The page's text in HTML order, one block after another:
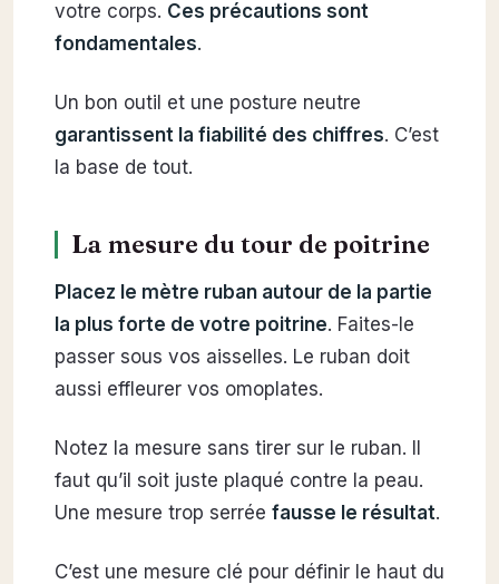
votre corps. Ces précautions sont
fondamentales.
Un bon outil et une posture neutre
garantissent la fiabilité des chiffres. C’est
la base de tout.
La mesure du tour de poitrine
Placez le mètre ruban autour de la partie
la plus forte de votre poitrine. Faites-le
passer sous vos aisselles. Le ruban doit
aussi effleurer vos omoplates.
Notez la mesure sans tirer sur le ruban. Il
faut qu’il soit juste plaqué contre la peau.
Une mesure trop serrée fausse le résultat.
C’est une mesure clé pour définir le haut du